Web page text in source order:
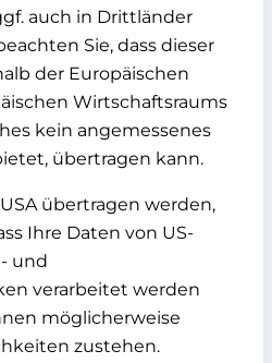
auch in Drittländer
Sie, dass dieser
der Europäischen
Wirtschaftsraums
kein angemessenes
übertragen kann.
übertragen werden,
Ihre Daten von US-
und
verarbeitet werden
möglicherweise
zustehen.